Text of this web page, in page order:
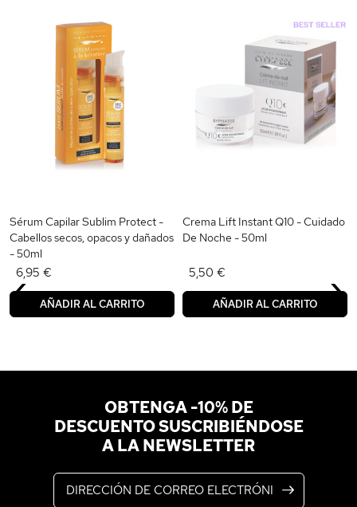
Sérum Capilar Sublim Protect -
Cabellos secos, opacos y dañados
- 50ml
6,95 €
AÑADIR AL CARRITO
Crema Lift Instant Q10 - Cuidado
De Noche - 50ml
5,50 €
AÑADIR AL CARRITO
‹ ›
OBTENGA -10% DE
DESCUENTO SUSCRIBIÉNDOSE
A LA NEWSLETTER